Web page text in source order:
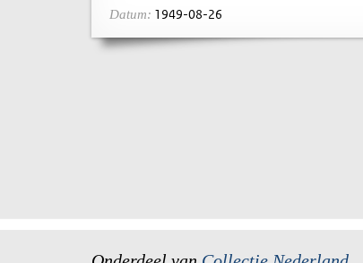
Datum: 1949-08-26